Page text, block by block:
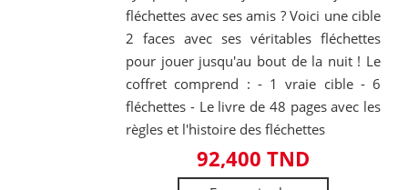
fléchettes avec ses amis ? Voici une cible
2 faces avec ses véritables fléchettes
pour jouer jusqu'au bout de la nuit ! Le
coffret comprend : - 1 vraie cible - 6
fléchettes - Le livre de 48 pages avec les
règles et l'histoire des fléchettes
92,400 TND